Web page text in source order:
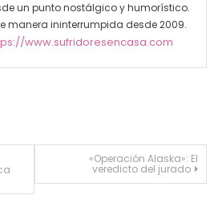
un punto nostálgico y humorístico.
manera ininterrumpida desde 2009.
www.sufridoresencasa.com
de entradas«Operación Alaska»: El
veredicto del jurado